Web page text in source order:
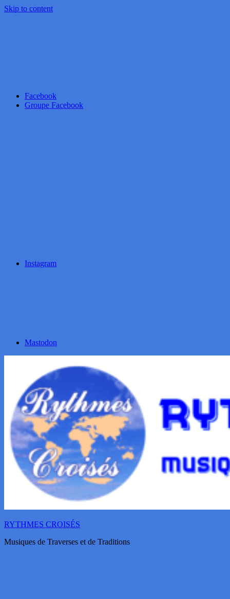
Skip to content
Facebook
Groupe Facebook
Instagram
Mastodon
RYTHMES CROISÉS
Musiques de Traverses et de Traditions